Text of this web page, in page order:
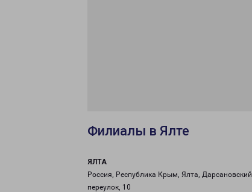
Филиалы в Ялте
ЯЛТА
Россия, Республика Крым, Ялта, Дарсановский
переулок, 10